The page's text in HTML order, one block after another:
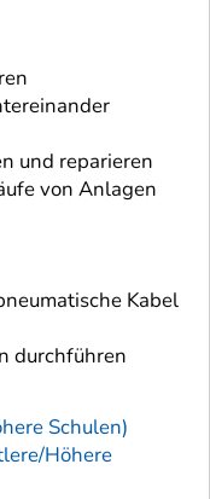
und reparieren
von Anlagen
Kabel
durchführen
Schulen)
Höhere